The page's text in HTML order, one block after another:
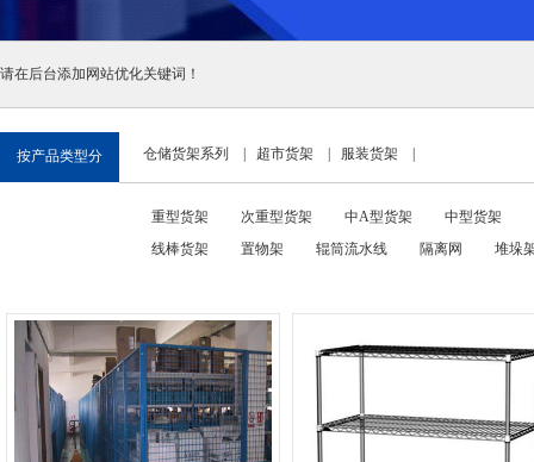
请在后台添加网站优化关键词！
按产品类型分 仓储货架系列 超市货架 服装货架
重型货架 次重型货架 中A型货架
中型货架
线棒货架
置物架 辊筒流水线 隔离网 堆垛